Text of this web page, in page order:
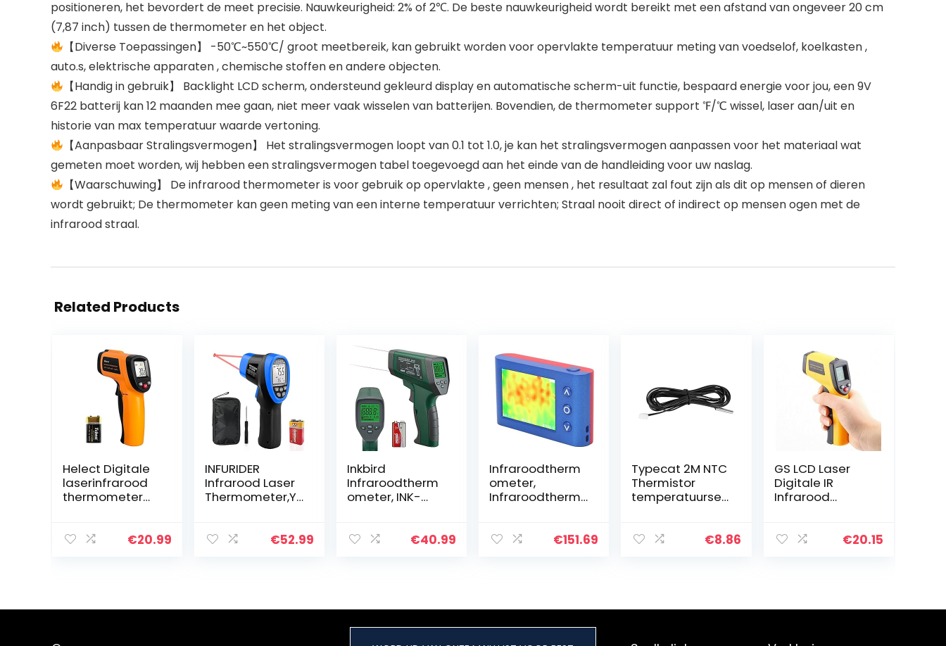
positioneren, het bevordert de meet precisie. Nauwkeurigheid: 2% of 2℃. De beste nauwkeurigheid wordt bereikt met een afstand van ongeveer 20 cm
(7,87 inch) tussen de thermometer en het object.
【Diverse Toepassingen】 -50℃~550℃/ groot meetbereik, kan gebruikt worden voor opervlakte temperatuur meting van voedselof, koelkasten ,
auto.s, elektrische apparaten , chemische stoffen en andere objecten.
【Handig in gebruik】 Backlight LCD scherm, ondersteund gekleurd display en automatische scherm-uit functie, bespaard energie voor jou, een 9V
6F22 batterij kan 12 maanden mee gaan, niet meer vaak wisselen van batterijen. Bovendien, de thermometer support ℉/℃ wissel, laser aan/uit en
historie van max temperatuur waarde vertoning.
【Aanpasbaar Stralingsvermogen】 Het stralingsvermogen loopt van 0.1 tot 1.0, je kan het stralingsvermogen aanpassen voor het materiaal wat
gemeten moet worden, wij hebben een stralingsvermogen tabel toegevoegd aan het einde van de handleiding voor uw naslag.
【Waarschuwing】 De infrarood thermometer is voor gebruik op opervlakte , geen mensen , het resultaat zal fout zijn als dit op mensen of dieren
wordt gebruikt; De thermometer kan geen meting van een interne temperatuur verrichten; Straal nooit direct of indirect op mensen ogen met de
infrarood straal.
Related Products
Helect Digitale
laserinfrarood
thermometer
met LCD-
€20.99
INFURIDER
Infrarood Laser
Thermometer,YF
Temperatuurme
€52.99
Inkbird
Infraroodtherm
ometer, INK-
Thermometer
€40.99
Infraroodtherm
ometer,
Infraroodtherm
mera,
camerafunctie,
€151.69
Typecat 2M NTC
Thermistor
temperatuursen
10K 1% 3950
€8.86
GS LCD Laser
Digitale IR
Infrarood
Temperatuur
€20.15